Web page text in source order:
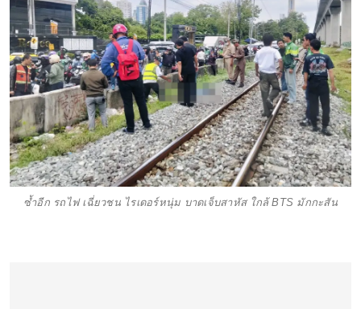
ซ้ำอีก รถไฟ เฉี่ยวชน ไรเดอร์หนุ่ม บาดเจ็บสาหัส ใกล้ BTS มักกะสัน